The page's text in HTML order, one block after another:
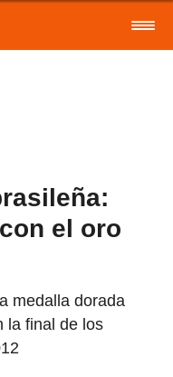
el oro
medalla dorada
la final de los